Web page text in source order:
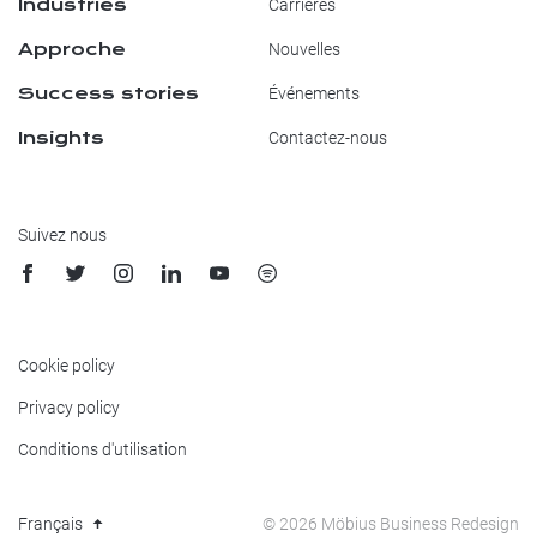
Industries
Approche
Success stories
Insights
Carrières
Nouvelles
Événements
Contactez-nous
Suivez nous
Français © 2026 Möbius Business Redesign
Cookie policy
Privacy policy
Conditions d'utilisation